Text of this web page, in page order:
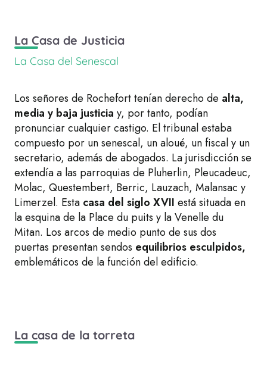
La Casa de Justicia
La Casa del Senescal
Los señores de Rochefort tenían derecho de alta,
media y baja justicia y, por tanto, podían
pronunciar cualquier castigo. El tribunal estaba
compuesto por un senescal, un aloué, un fiscal y un
secretario, además de abogados. La jurisdicción se
extendía a las parroquias de Pluherlin, Pleucadeuc,
Molac, Questembert, Berric, Lauzach, Malansac y
Limerzel. Esta casa del siglo XVII está situada en
la esquina de la Place du puits y la Venelle du
Mitan. Los arcos de medio punto de sus dos
puertas presentan sendos equilibrios esculpidos,
emblemáticos de la función del edificio.
La casa de la torreta